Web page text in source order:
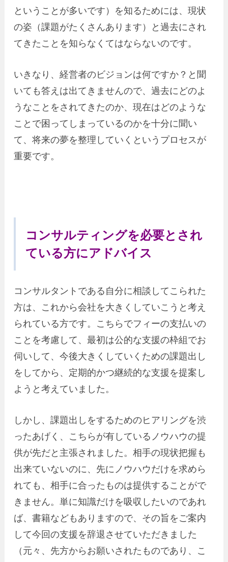
ということが多いです）を知るためには、現状
の姿（課題がたくさんあります）と過去にされ
てきたことを知らなくてはならないのです。
いきなり、経営者のビジョンは何ですか？と聞
いても答えは出てきませんので、過去にどのよ
うなことをされてきたのか、現在はどのような
ことで困ってしまっているのかを十分に聞い
て、将来の夢を整理していくというプロセスが
重要です。
コンサルティングを必要とされ
ている方にアドバイス
コンサルタントである自分に相談してこられた
方は、これから会社を大きくしていこうと考え
られている方です。こちらでフィーの支払いの
ことを考慮して、最初は公的な支援の枠組でお
伺いして、今後大きくしていくための課題出し
をしてから、定期的かつ継続的な支援を提案し
ようと考えていました。
しかし、課題出しをするためのヒアリングを渋
ったあげく、こちらが有しているノウハウの提
供が先だと主張されました。相手の現状把握も
出来ていないのに、先にノウハウだけを求めら
れても、相手に合ったものは提供することがで
きません。単に知識だけを吸収したいのであれ
ば、書籍などもありますので、その旨をご案内
して今回の支援を辞退させていただきました
（元々、先方からお願いされたものであり、こ